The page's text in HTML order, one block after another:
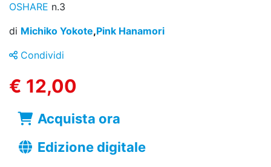
OSHARE n.3
di Michiko Yokote,Pink Hanamori
Condividi
€ 12,00
Acquista ora
Edizione digitale